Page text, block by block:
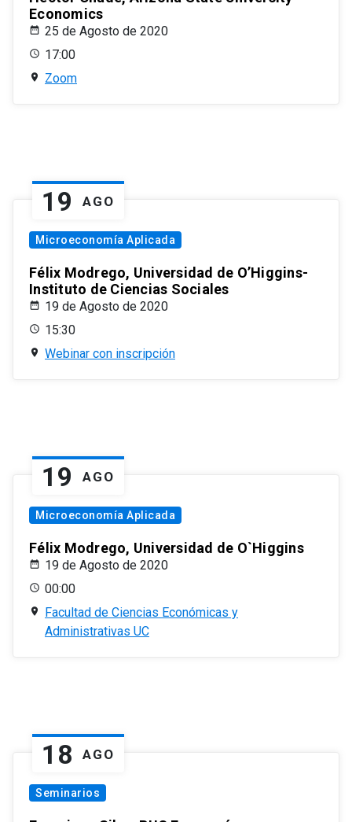
Economics
25 de Agosto de 2020
17:00
Zoom
19 AGO
Microeconomía Aplicada
Félix Modrego, Universidad de O’Higgins-
Instituto de Ciencias Sociales
19 de Agosto de 2020
15:30
Webinar con inscripción
19 AGO
Microeconomía Aplicada
Félix Modrego, Universidad de O`Higgins
19 de Agosto de 2020
00:00
Facultad de Ciencias Económicas y
Administrativas UC
18 AGO
Seminarios